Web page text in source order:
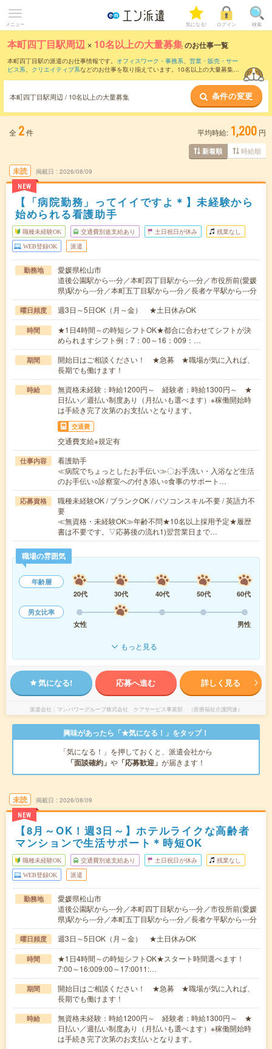
メニュー 気になる! ログイン 検索
本町四丁目駅周辺 × 10名以上の大量募集のお仕事一覧
本町四丁目駅の派遣のお仕事情報です。 オフィスワーク・事務系、 営業・販売・サー
ビス系、 クリエイティブ系などのお仕事を取り揃えています。10名以上の大量募集の
本町四丁目駅周辺 / 10名以上の大量募集 条件の変更
全 2件 平均時給: 1,200 円
新着順 時給順
未読
NEW
掲載日 2026/08/09
【「病院勤務」ってイイですよ＊】未経験から
始められる看護助手
職種未経験OK 交通費別途支給あり 土日祝日が休み 残業なし
WEB登録OK 派遣
勤務地
愛媛県松山市
道後公園駅から---分／本町四丁目駅から---分／市役所前(愛媛
県)駅から---分／本町五丁目駅から---分／長者ケ平駅から---分
曜日頻度 週3日～5日OK（月～金） ★土日休みOK
時間
★1日4時間～の時短シフトOK★都合に合わせてシフトが決
められますシフト例：7：00～16：009：…
期間
開始日はご相談ください！ ★急募 ★職場が気に入れば、
長期でも働けます！
時給
無資格未経験：時給1200円～ 経験者：時給1300円～ ★
日払い／週払い制度あり（月払いも選べます）※稼働開始時
は手続き完了次第のお支払いとなります。
交通費
交通費支給※規定有
仕事内容
看護助手
≪病院でちょっとしたお手伝い≫〇お手洗い・入浴など生活
のお手伝い○診察室への付き添い○食事のサポート…
応募資格
職種未経験OK / ブランクOK / パソコンスキル不要 / 英語力不
要
≪無資格・未経験OK≫年齢不問★10名以上採用予定★履歴
書は不要です。▽応募後の流れ1)翌営業日まで…
職場の雰囲気
年齢層
20代
30代 40代 50代
60代
男女比率
女性
男性
もっと見る
気になる! 応募へ進む 詳しく見る
派遣会社 マンパワーグループ株式会社 ケアサービス事業部 （医療福祉介護関連）
興味があったら「★気になる！」をタップ！
「気になる！」を押しておくと、派遣会社から
「面談確約」 や 「応募歓迎」 が届きます！
未読
NEW
掲載日 2026/08/09
【8月～OK！週3日～】ホテルライクな高齢者
マンションで生活サポート＊時短OK
職種未経験OK 交通費別途支給あり 土日祝日が休み 残業なし
WEB登録OK 派遣
勤務地
愛媛県松山市
道後公園駅から---分／本町四丁目駅から---分／市役所前(愛媛
県)駅から---分／本町五丁目駅から---分／長者ケ平駅から---分
曜日頻度 週3日～5日OK（月～金） ★土日休みOK
時間
★1日4時間～の時短シフトOK★スタート時間選べます！
7:00～16:009:00～17:0011:…
期間
開始日はご相談ください！ ★急募 ★職場が気に入れば、
長期でも働けます！
時給
無資格未経験：時給1200円～ 経験者：時給1300円～ ★
日払い／週払い制度あり（月払いも選べます）※稼働開始時
は手続き完了次第のお支払いとなります。